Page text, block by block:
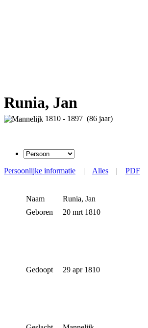
Runia, Jan
1810 - 1897 (86 jaar)
Persoonlijke informatie | Alles | PDF
Naam Runia, Jan
Geboren
20 mrt 1810
Gedoopt 29 apr 1810